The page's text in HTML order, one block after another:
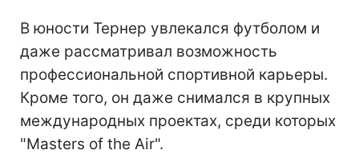
В юности Тернер увлекался футболом и
даже рассматривал возможность
профессиональной спортивной карьеры.
Кроме того, он даже снимался в крупных
международных проектах, среди которых
"Masters of the Air".